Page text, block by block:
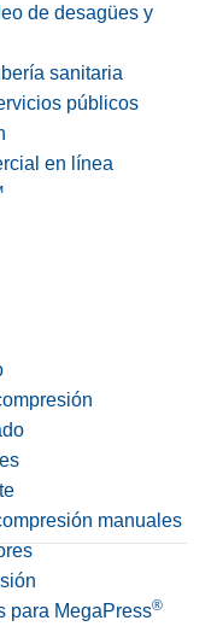
de desagües y
sanitaria
públicos
en línea
manuales
para MegaPress®